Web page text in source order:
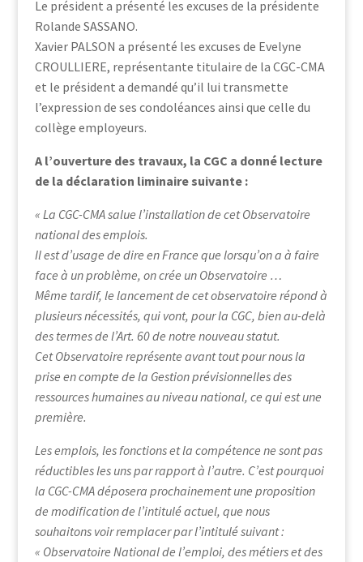
Le président a présenté les excuses de la présidente
Rolande SASSANO.
Xavier PALSON a présenté les excuses de Evelyne
CROULLIERE, représentante titulaire de la CGC-CMA
et le président a demandé qu’il lui transmette
l’expression de ses condoléances ainsi que celle du
collège employeurs.
A l’ouverture des travaux, la CGC a donné lecture
de la déclaration liminaire suivante :
« La CGC-CMA salue l’installation de cet Observatoire
national des emplois.
Il est d’usage de dire en France que lorsqu’on a à faire
face à un problème, on crée un Observatoire …
Même tardif, le lancement de cet observatoire répond à
plusieurs nécessités, qui vont, pour la CGC, bien au-delà
des termes de l’Art. 60 de notre nouveau statut.
Cet Observatoire représente avant tout pour nous la
prise en compte de la Gestion prévisionnelles des
ressources humaines au niveau national, ce qui est une
première.
Les emplois, les fonctions et la compétence ne sont pas
réductibles les uns par rapport à l’autre. C’est pourquoi
la CGC-CMA déposera prochainement une proposition
de modification de l’intitulé actuel, que nous
souhaitons voir remplacer par l’intitulé suivant :
« Observatoire National de l’emploi, des métiers et des